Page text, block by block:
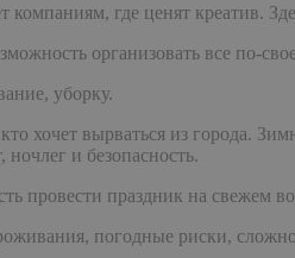
компаниям, где ценят креатив.
организовать все по-
уборку.
хочет вырваться из города.
и безопасность.
провести праздник на свежем
погодные риски,